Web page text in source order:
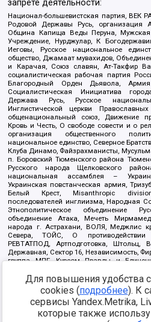
запрете деятельности:
Национал-большевистская партия, ВЕК
Родовой Державы Русь, организация
Община Капища Веды Перуна,
Учреждение, Нурджулар, К
Иеговы, Русское национальное
общество, Джамаат мувахидов,
и Карачая, Союз славян, Ат-Такфир
социалистическая рабочая партия
Благородный Орден Дьявола,
Социалистическая Инициатива
Держава Русь, Русское
Инглистической церкви Православных
общенациональный союз, Движение
Кровь и Честь, О свободе совести и о
организация общественного
национальное единство, Северное
Клуба Динамо, Файзрахманисты,
п. Боровский Тюменского района
Русского народа Щелковского
национальная ассамблея –
Украинская повстанческая армия,
Белый Крест, Misanthropic
последователей инглиизма, Народная
Этнополитическое объединение
объединение Атака, Мечеть
народа г. Астрахани, ВОЛЯ, Меджлис
Севера, ТОЙС, О противодействии
РЕВТАТПОД, Артподготовка,
Державная, Сектор 16, Независимость,
группа МПГ, Курсом Правды и
Благотворительный пансионат Ак
Арестантское уголовное единство,
Дафа, Иртыш Ultras, Русский
Сибирский державный союз, Фонд
граждан, Штабы Навального, Совет
Краснодара
Для повышения удобства
cookies (подробнее). К
сервисы Yandex.Metrika,
которые также